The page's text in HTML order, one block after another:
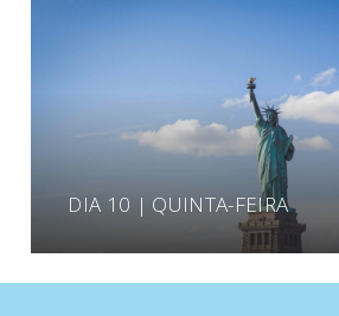
DIA 10 | QUINTA-FEIRA